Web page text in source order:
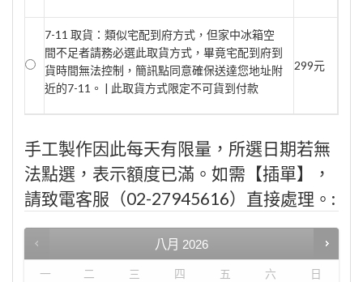
7-11 取貨：類似宅配到府方式，但家中冰箱空
間不足者請務必選此取貨方式，畢竟宅配到府到
貨時間無法控制，簡訊點同意確保送達您地址附
近的7-11。 | 此取貨方式限定不可貨到付款
299元
手工製作因此每天有限量，所選日期若無
法點選，表示額度已滿。如需【插單】，
請致電客服（02-27945616）直接處理。:
八月 2026
一 二 三 四 五 六 日